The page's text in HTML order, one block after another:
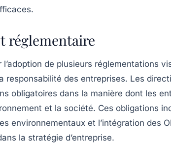
réglementaire
l’adoption de plusieurs réglementations
responsabilité des entreprises. Les
obligatoires dans la manière dont les
et la société. Ces obligations
environnementaux et l’intégration des
la stratégie d’entreprise.